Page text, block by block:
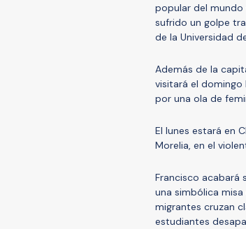
popular del
sufrido un golpe
de la Universidad
Además de la
visitará el domingo
por una ola de
El lunes estará en
Morelia, en el
Francisco acabará
una simbólica
migrantes cruzan
estudiantes